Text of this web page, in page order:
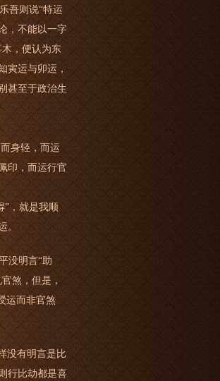
吾则说“特运
，不能以一字
，便认为东
寅运与卯运，
甚至于政治生
身轻，而运
印，而运行官
”，就是我顺
。
没明言“助
煞，但是，
运而非官煞
没有明言是比
行比劫都是喜